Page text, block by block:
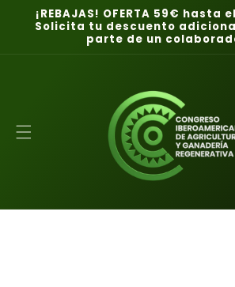
contenido
¡REBAJAS! OFERTA 59€ hasta
Solicita tu descuento
parte de un